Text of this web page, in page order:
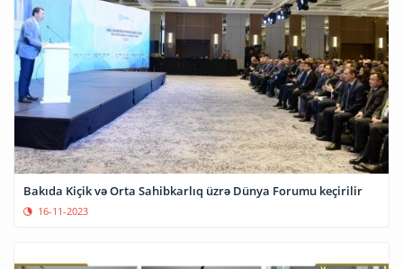
Bakıda Kiçik və Orta Sahibkarlıq üzrə Dünya Forumu keçirilir
16-11-2023